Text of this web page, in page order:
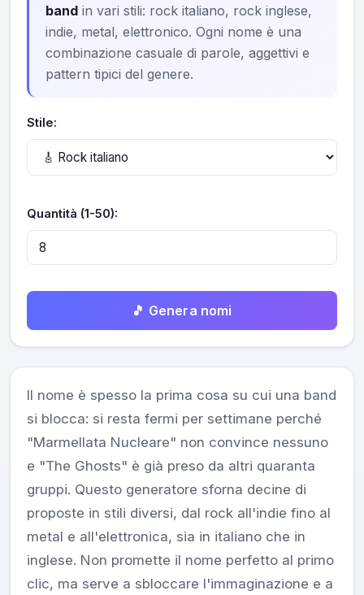
band in vari stili: rock italiano, rock inglese,
indie, metal, elettronico. Ogni nome è una
combinazione casuale di parole, aggettivi e
pattern tipici del genere.
Stile:
Quantità (1-50):
🎵 Genera nomi
Il nome è spesso la prima cosa su cui una band
si blocca: si resta fermi per settimane perché
"Marmellata Nucleare" non convince nessuno
e "The Ghosts" è già preso da altri quaranta
gruppi. Questo generatore sforna decine di
proposte in stili diversi, dal rock all'indie fino al
metal e all'elettronica, sia in italiano che in
inglese. Non promette il nome perfetto al primo
clic, ma serve a sbloccare l'immaginazione e a